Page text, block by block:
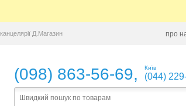
Д.Магазин про
(098) 863-56-69, Київ
(044)